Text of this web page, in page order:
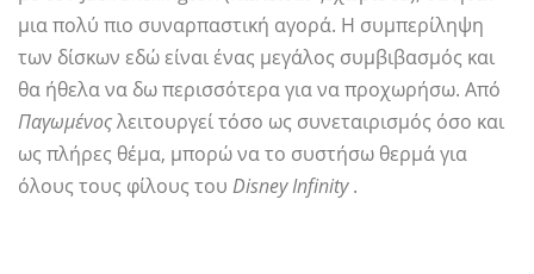
μια πολύ πιο συναρπαστική αγορά. Η συμπερίληψη
των δίσκων εδώ είναι ένας μεγάλος συμβιβασμός και
θα ήθελα να δω περισσότερα για να προχωρήσω. Από
Παγωμένοςλειτουργεί τόσο ως συνεταιρισμός όσο και
ως πλήρες θέμα, μπορώ να το συστήσω θερμά για
όλους τους φίλους του Disney Infinity.